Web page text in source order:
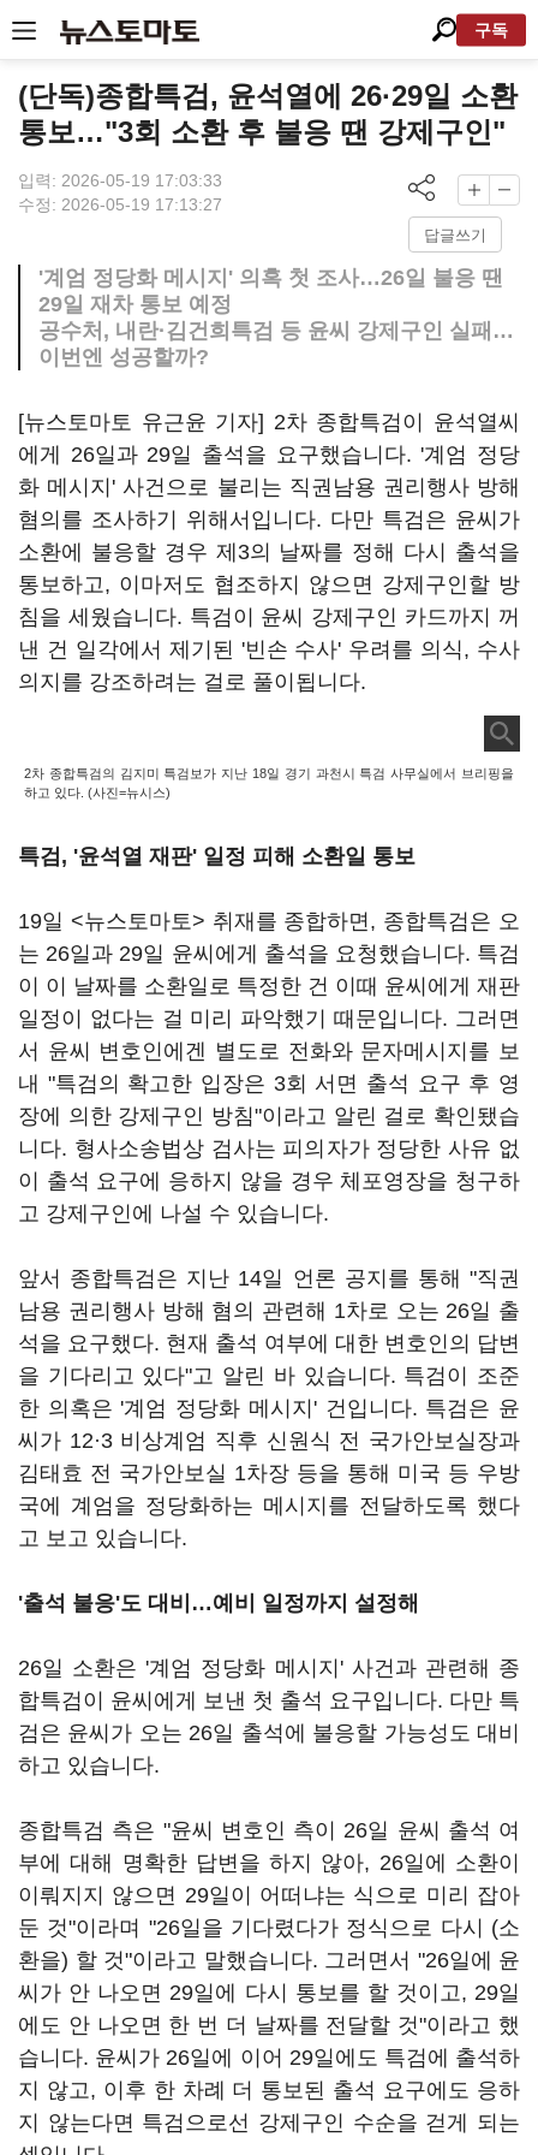
구독
(단독)종합특검, 윤석열에 26·29일 소환
통보…"3회 소환 후 불응 땐 강제구인"
입력: 2026-05-19 17:03:33
수정: 2026-05-19 17:13:27
답글쓰기
'계엄 정당화 메시지' 의혹 첫 조사…26일 불응 땐
29일 재차 통보 예정
공수처, 내란·김건희특검 등 윤씨 강제구인 실패…
이번엔 성공할까?
[뉴스토마토 유근윤 기자] 2차 종합특검이 윤석열씨
에게 26일과 29일 출석을 요구했습니다. '계엄 정당
화 메시지' 사건으로 불리는 직권남용 권리행사 방해
혐의를 조사하기 위해서입니다. 다만 특검은 윤씨가
소환에 불응할 경우 제3의 날짜를 정해 다시 출석을
통보하고, 이마저도 협조하지 않으면 강제구인할 방
침을 세웠습니다. 특검이 윤씨 강제구인 카드까지 꺼
낸 건 일각에서 제기된 '빈손 수사' 우려를 의식, 수사
의지를 강조하려는 걸로 풀이됩니다.
2차 종합특검의 김지미 특검보가 지난 18일 경기 과천시 특검 사무실에서 브리핑을
하고 있다. (사진=뉴시스)
특검, '윤석열 재판' 일정 피해 소환일 통보
19일 <뉴스토마토> 취재를 종합하면, 종합특검은 오
는 26일과 29일 윤씨에게 출석을 요청했습니다. 특검
이 이 날짜를 소환일로 특정한 건 이때 윤씨에게 재판
일정이 없다는 걸 미리 파악했기 때문입니다. 그러면
서 윤씨 변호인에겐 별도로 전화와 문자메시지를 보
내 "특검의 확고한 입장은 3회 서면 출석 요구 후 영
장에 의한 강제구인 방침"이라고 알린 걸로 확인됐습
니다. 형사소송법상 검사는 피의자가 정당한 사유 없
이 출석 요구에 응하지 않을 경우 체포영장을 청구하
고 강제구인에 나설 수 있습니다.
앞서 종합특검은 지난 14일 언론 공지를 통해 "직권
남용 권리행사 방해 혐의 관련해 1차로 오는 26일 출
석을 요구했다. 현재 출석 여부에 대한 변호인의 답변
을 기다리고 있다"고 알린 바 있습니다. 특검이 조준
한 의혹은 '계엄 정당화 메시지' 건입니다. 특검은 윤
씨가 12·3 비상계엄 직후 신원식 전 국가안보실장과
김태효 전 국가안보실 1차장 등을 통해 미국 등 우방
국에 계엄을 정당화하는 메시지를 전달하도록 했다
고 보고 있습니다.
'출석 불응'도 대비…예비 일정까지 설정해
26일 소환은 '계엄 정당화 메시지' 사건과 관련해 종
합특검이 윤씨에게 보낸 첫 출석 요구입니다. 다만 특
검은 윤씨가 오는 26일 출석에 불응할 가능성도 대비
하고 있습니다.
종합특검 측은 "윤씨 변호인 측이 26일 윤씨 출석 여
부에 대해 명확한 답변을 하지 않아, 26일에 소환이
이뤄지지 않으면 29일이 어떠냐는 식으로 미리 잡아
둔 것"이라며 "26일을 기다렸다가 정식으로 다시 (소
환을) 할 것"이라고 말했습니다. 그러면서 "26일에 윤
씨가 안 나오면 29일에 다시 통보를 할 것이고, 29일
에도 안 나오면 한 번 더 날짜를 전달할 것"이라고 했
습니다. 윤씨가 26일에 이어 29일에도 특검에 출석하
지 않고, 이후 한 차례 더 통보된 출석 요구에도 응하
지 않는다면 특검으로선 강제구인 수순을 걷게 되는